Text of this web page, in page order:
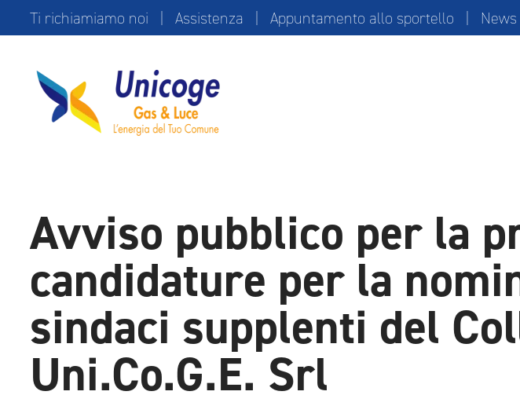
Ti richiamiamo noi | Assistenza | Appuntamento allo sportello | News
Avviso pubblico per la
candidature per la
sindaci supplenti del
Uni.Co.G.E. Srl